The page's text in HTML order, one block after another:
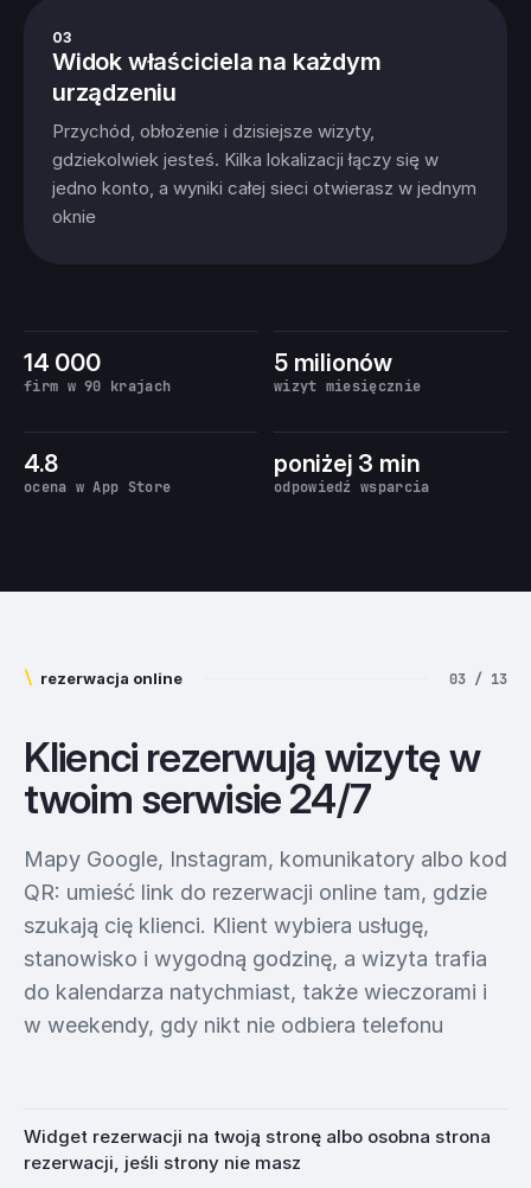
03
Widok właściciela na każdym
urządzeniu
Przychód, obłożenie i dzisiejsze wizyty,
gdziekolwiek jesteś. Kilka lokalizacji łączy się w
jedno konto, a wyniki całej sieci otwierasz w jednym
oknie
14 000
firm w 90 krajach
5 milionów
wizyt miesięcznie
4.8
ocena w App Store
poniżej 3 min
odpowiedź wsparcia
\ rezerwacja online 03 / 13
Klienci rezerwują wizytę w
twoim serwisie 24/7
Mapy Google, Instagram, komunikatory albo kod
QR: umieść link do rezerwacji online tam, gdzie
szukają cię klienci. Klient wybiera usługę,
stanowisko i wygodną godzinę, a wizyta trafia
do kalendarza natychmiast, także wieczorami i
w weekendy, gdy nikt nie odbiera telefonu
Widget rezerwacji na twoją stronę albo osobna strona
rezerwacji, jeśli strony nie masz